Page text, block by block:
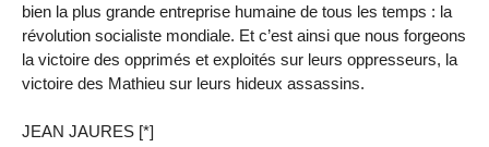
bien la plus grande entreprise humaine de tous les temps : la
révolution socialiste mondiale. Et c’est ainsi que nous forgeons
la victoire des opprimés et exploités sur leurs oppresseurs, la
victoire des Mathieu sur leurs hideux assassins.
JEAN JAURES [*]